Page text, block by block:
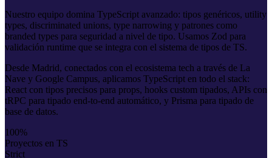
Nuestro equipo domina TypeScript avanzado: tipos genéricos, utility
types, discriminated unions, type narrowing y patrones como
branded types para seguridad a nivel de tipo. Usamos Zod para
validación runtime que se integra con el sistema de tipos de TS.
Desde Madrid, conectados con el ecosistema tech a través de La
Nave y Google Campus, aplicamos TypeScript en todo el stack:
React con tipos precisos para props, hooks custom tipados, APIs con
tRPC para tipado end-to-end automático, y Prisma para tipado de
base de datos.
100%
Proyectos en TS
Strict